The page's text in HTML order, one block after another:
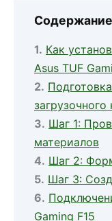
Содержание
Как
Asus TUF
загрузочного
Шаг 1:
материалов
Шаг 2:
Шаг 3:
Gaming F15